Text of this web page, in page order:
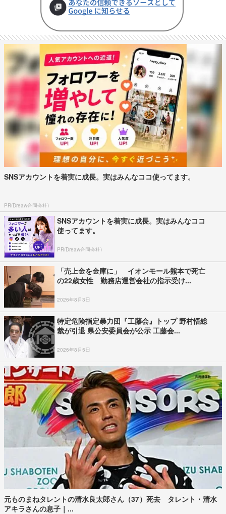
SNSアカウントを着実に成長。実はみんなココ使ってます。
PR(Dreaw合同会社)
SNSアカウントを着実に成長。実はみんなココ
使ってます。
PR(Dreaw合同会社)
「売上金を金庫に」 イオンモール熊本で死亡
の22歳女性 勤務店運営会社の指示受け...
2026年8月3日
特定危険指定暴力団『工藤会』トップ 野村悟総
裁が引退 県公安委員会が公示 工藤会...
2026年8月5日
元ものまねタレントの清水良太郎さん（37）死去 タレント・清水
アキラさんの息子｜...